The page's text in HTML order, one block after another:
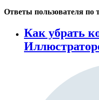
Ответы пользователя по
Как убрать